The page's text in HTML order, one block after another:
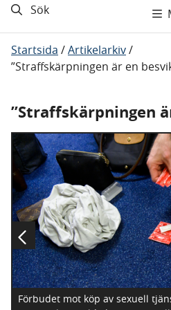
Sök
Startsida /Artikelarkiv/
”Straffskärpningen är en
”Straffskärpningen
Förbudet mot köp av sexuell